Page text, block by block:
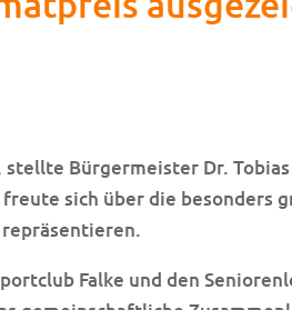
Bürgermeister Dr.
sich über die besonders
Falke und den